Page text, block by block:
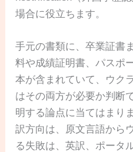
場合に役立ちます。
手元の書類に、卒業証書
料や成績証明書、パスポ
本が含まれていて、ウク
はその両方が必要か判断
明する論点に当てはまり
訳方向は、原文言語から
る失敗は、英訳、ポータ